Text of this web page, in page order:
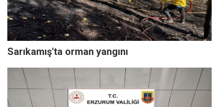
Sarıkamış'ta orman yangını